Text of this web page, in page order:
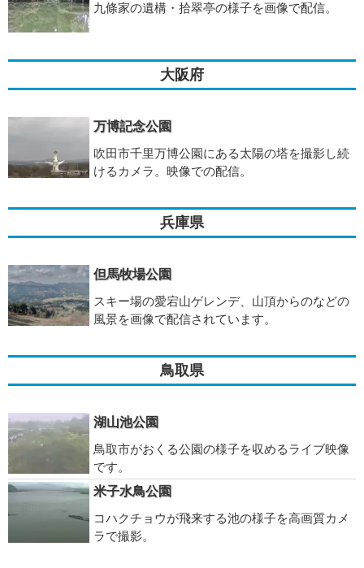
九條家の遺構・拾翠亭の様子を画像で配信。
大阪府
万博記念公園
吹田市千里万博公園にある太陽の塔を撮影し続
けるカメラ。映像での配信。
兵庫県
但馬牧場公園
スキー場の愛宕山ゲレンデ、山頂からのなどの
風景を画像で配信されています。
鳥取県
湖山池公園
鳥取市がおくる公園の様子を収めるライブ映像
です。
米子水鳥公園
コハクチョウが飛来する池の様子を高画質カメ
ラで撮影。